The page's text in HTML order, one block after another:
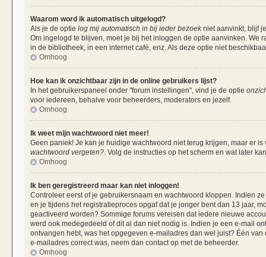
Waarom word ik automatisch uitgelogd?
Als je de optie log mij automatisch in bij ieder bezoekniet aanvinkt, blijf
Om ingelogd te blijven, moet je bij het inloggen de optie aanvinken. We
in de bibliotheek, in een internet café, enz. Als deze optie niet
Omhoog
Hoe kan ik onzichtbaar zijn in de online gebruikers lijst?
In het gebruikerspaneel onder "forum instellingen", vind je de optie
voor iedereen, behalve voor beheerders, moderators en jezelf.
Omhoog
Ik weet mijn wachtwoord niet meer!
Geen paniek! Je kan je huidige wachtwoord niet terug krijgen, maar er
wachtwoord vergeten? . Volg de instructies op het scherm en wat later
Omhoog
Ik ben geregistreerd maar kan niet inloggen!
Controleer eerst of je gebruikersnaam en wachtwoord kloppen. Indien
en je tijdens het registratieproces opgaf dat je jonger bent dan 13 jaar,
geactiveerd worden? Sommige forums vereisen dat iedere nieuwe
werd ook medegedeeld of dit al dan niet nodig is. Indien je een e-mail
ontvangen hebt, was het opgegeven e-mailadres dan wel juist? Één
e-mailadres correct was, neem dan contact op met de beheerder.
Omhoog